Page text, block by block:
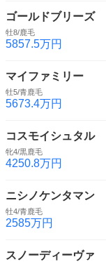
ゴールドブリーズ
牡8/鹿毛
5857.5万円
マイファミリー
牡5/青鹿毛
5673.4万円
コスモイシュタル
牝4/黒鹿毛
4250.8万円
ニシノケンタマン
牡4/青鹿毛
2585万円
スノーディーヴァ